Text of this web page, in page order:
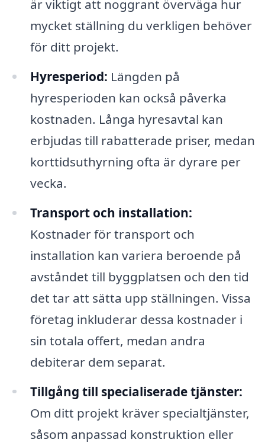
är viktigt att noggrant överväga hur
mycket ställning du verkligen behöver
för ditt projekt.
Hyresperiod: Längden på
hyresperioden kan också påverka
kostnaden. Långa hyresavtal kan
erbjudas till rabatterade priser, medan
korttidsuthyrning ofta är dyrare per
vecka.
Transport och installation:
Kostnader för transport och
installation kan variera beroende på
avståndet till byggplatsen och den tid
det tar att sätta upp ställningen. Vissa
företag inkluderar dessa kostnader i
sin totala offert, medan andra
debiterar dem separat.
Tillgång till specialiserade tjänster:
Om ditt projekt kräver specialtjänster,
såsom anpassad konstruktion eller